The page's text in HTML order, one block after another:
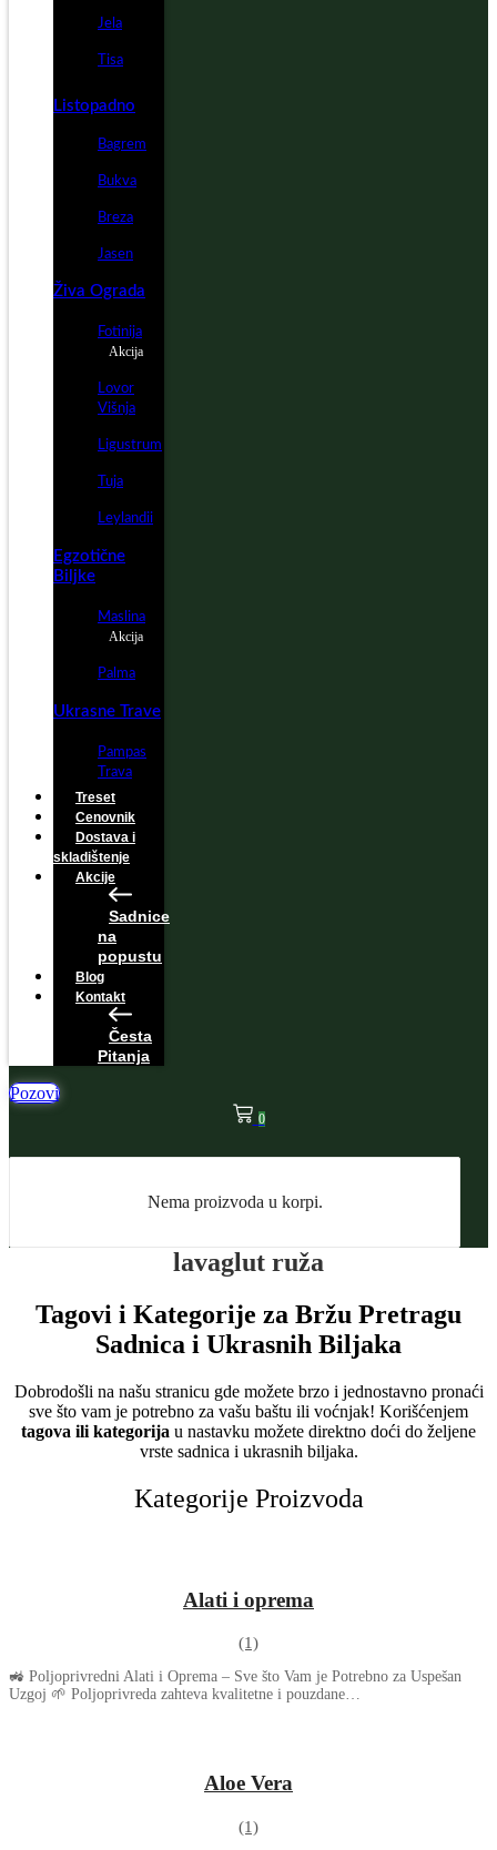
Jela
Tisa
Listopadno
Bagrem
Bukva
Breza
Jasen
Živa Ograda
Fotinija
Akcija
Lovor
Višnja
Ligustrum
Tuja
Leylandii
Egzotične
Biljke
Maslina
Akcija
Palma
Ukrasne Trave
Pampas
Trava
Treset
Cenovnik
Dostava i
skladištenje
Akcije
Sadnice
na
popustu
Blog
Kontakt
Česta
Pitanja
Pozovi
0
Nema proizvoda u korpi.
lavaglut ruža
Tagovi i Kategorije za Bržu Pretragu
Sadnica i Ukrasnih Biljaka
Dobrodošli na našu stranicu gde možete brzo i jednostavno pronaći
sve što vam je potrebno za vašu baštu ili voćnjak! Korišćenjem
tagova ili kategorija u nastavku možete direktno doći do željene
vrste sadnica i ukrasnih biljaka.
Kategorije Proizvoda
Alati i oprema
(1)
🚜 Poljoprivredni Alati i Oprema – Sve što Vam je Potrebno za Uspešan
Uzgoj 🌱 Poljoprivreda zahteva kvalitetne i pouzdane…
Aloe Vera
(1)